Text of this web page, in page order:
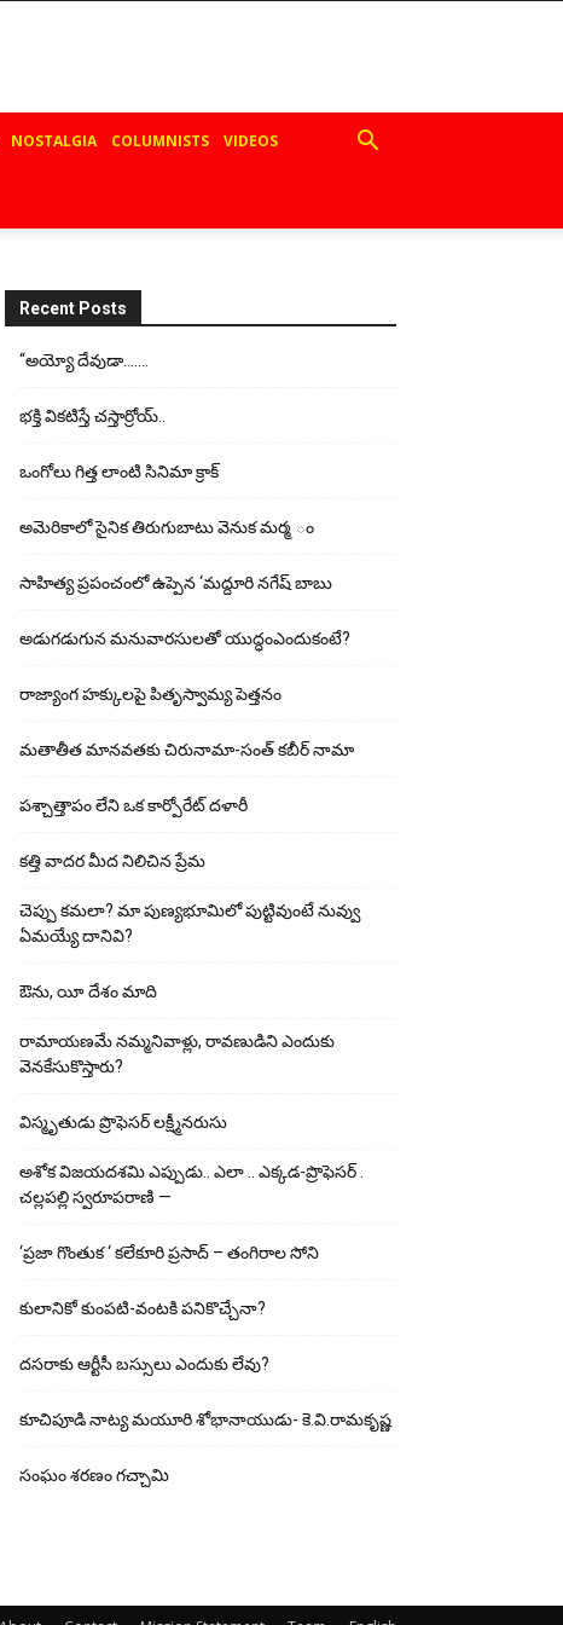
NOSTALGIA COLUMNISTS VIDEOS
Recent Posts
“అయ్యో దేవుడా…….
భ‌క్తి విక‌టిస్తే చ‌స్తార్రోయ్‌..
ఒంగోలు గిత్త లాంటి సినిమా క్రాక్
అమెరికాలో సైనిక తిరుగుబాటు వెనుక మర్మ ం
సాహిత్య ప్రపంచంలో ఉప్పెన ‘మద్దూరి నగేష్ బాబు
అడుగ‌డుగున మ‌నువార‌సుల‌తో యుద్ధంఎందుకంటే?
రాజ్యాంగ హక్కులపై పితృస్వామ్య పెత్తనం
మతాతీత మానవతకు చిరునామా-సంత్ కబీర్ నామా
పశ్చాత్తాపం లేని ఒక కార్పోరేట్ దళారీ
కత్తి వాదర మీద నిలిచిన ప్రేమ
చెప్పు క‌మ‌లా? మా పుణ్యభూమిలో పుట్టివుంటే నువ్వు
ఏమయ్యే దానివి?
ఔను, యీ దేశం మాది
రామాయణమే నమ్మనివాళ్లు, రావణుడిని ఎందుకు
వెనకేసుకొస్తారు?
విస్మృతుడు ప్రొఫెసర్ లక్ష్మీనరుసు
అశోక విజ‌య‌ద‌శ‌మి ఎప్పుడు.. ఎలా .. ఎక్క‌డ‌-ప్రొఫెసర్ .
చల్లపల్లి స్వరూపరాణి —
‘ప్రజా గొంతుక ‘ కలేకూరి ప్రసాద్ – తంగిరాల సోని
కులానికో కుంప‌టి-వంట‌కి ప‌నికొచ్చేనా?
ద‌స‌రాకు ఆర్టీసీ బ‌స్సులు ఎందుకు లేవు?
కూచిపూడి నాట్య మ‌యూరి శోభానాయుడు- కె.వి.రామకృష్ణ
సంఘం శరణం గచ్చామి